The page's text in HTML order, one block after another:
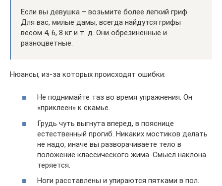
Если вы девушка – возьмите более легкий гриф.
Для вас, милые дамы, всегда найдутся грифы
весом 4, 6, 8 кг и т. д. Они обрезиненные и
разноцветные.
Нюансы, из-за которых происходят ошибки:
Не поднимайте таз во время упражнения. Он
«приклеен» к скамье.
Грудь чуть выгнута вперед, в пояснице
естественный прогиб. Никаких мостиков делать
не надо, иначе вы разворачиваете тело в
положение классического жима. Смысл наклона
теряется.
Ноги расставлены и упираются пятками в пол.